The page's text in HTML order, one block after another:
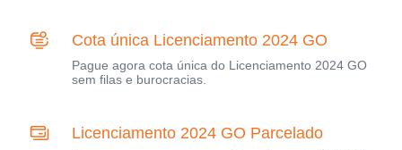
Cota única Licenciamento 2024 GO
Pague agora cota única do Licenciamento 2024 GO
sem filas e burocracias.
Licenciamento 2024 GO Parcelado